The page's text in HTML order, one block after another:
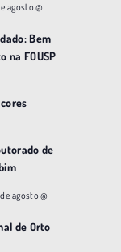
agosto @
Bem
na FOUSP
de
agosto @
de Orto